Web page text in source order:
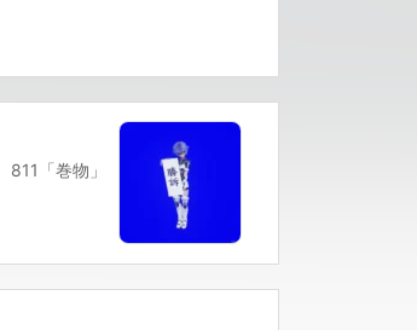
811「巻物」